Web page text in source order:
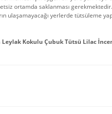
ortamda saklanması gerekmektedir.
ulaşamayacağı yerlerde tütsüleme
Leylak Kokulu Çubuk Tütsü Lilac